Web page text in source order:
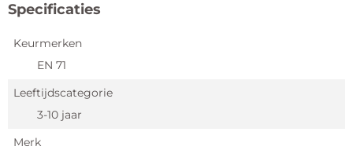
Specificaties
Keurmerken
EN 71
Leeftijdscategorie
3-10 jaar
Merk